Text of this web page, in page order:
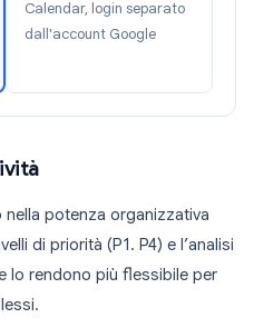
Calendar, login separato
dall'account Google
potenza organizzativa
di priorità (P1. P4) e l’analisi
lo rendono più flessibile per